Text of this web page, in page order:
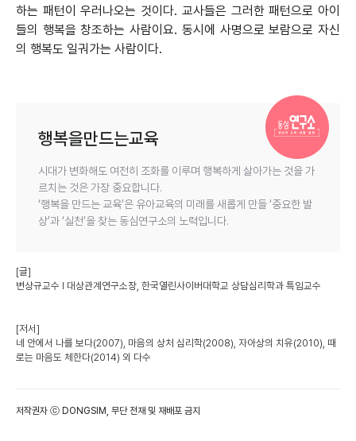
하는 패턴이 우러나오는 것이다. 교사들은 그러한 패턴으로 아이
들의 행복을 창조하는 사람이요. 동시에 사명으로 보람으로 자신
의 행복도 일궈가는 사람이다.
행복을만드는교육
시대가 변화해도 여전히 조화를 이루며 행복하게 살아가는 것을 가
르치는 것은 가장 중요합니다.
‘행복을 만드는 교육’은 유아교육의 미래를 새롭게 만들 ‘중요한 발
상’과 ‘실천’을 찾는 동심연구소의 노력입니다.
[글]
변상규교수 l 대상관계연구소장, 한국열린사이버대학교 상담심리학과 특임교수
[저서]
네 안에서 나를 보다(2007), 마음의 상처 심리학(2008), 자아상의 치유(2010), 때
로는 마음도 체한다(2014) 외 다수
저작권자 ⓒ DONGSIM, 무단 전재 및 재배포 금지